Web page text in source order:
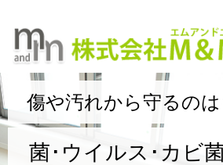
傷や汚れから守るの
菌･ウイルス･カビ